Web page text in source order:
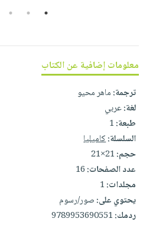
مناسباتيتكرر
طرحها
خدمات
نيل
وفرات
انشر
كتابك
تواصل
معنا
نشرة
الإصدارات
1
2
3
معلومات إضافية عن الكتاب
ترجمة:ماهر محيو
لغة:عربي
طبعة:1
السلسلة:كاميليا
حجم:21×21
عدد الصفحات:16
مجلدات:1
يحتوي على:صور/رسوم
ردمك:9789953690551